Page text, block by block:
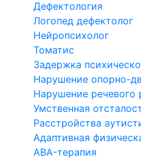
Дефектология
Логопед дефектолог
Нейропсихолог
Томатис
Задержка
Нарушение опорно-
Нарушение речевого
Умственная
Расстройства
Адаптивная
ABA-терапия